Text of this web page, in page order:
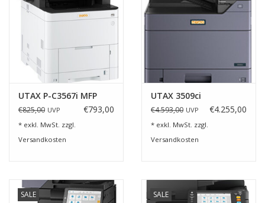
UTAX P-C3567i MFP
€825,00 UVP €793,00
* exkl. MwSt. zzgl.
Versandkosten
UTAX 3509ci
€4.593,00 UVP €4.255,00
* exkl. MwSt. zzgl.
Versandkosten
SALE SALE